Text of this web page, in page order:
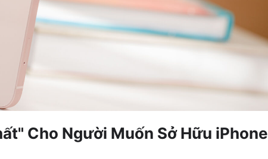
Cho Người Muốn Sở Hữu iPhone